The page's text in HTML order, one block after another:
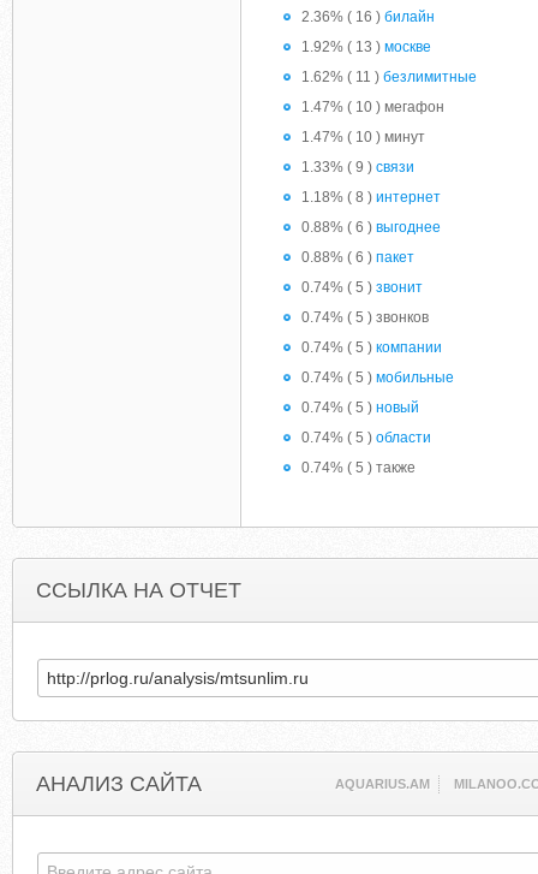
2.36% ( 16 ) билайн
1.92% ( 13 ) москве
1.62% ( 11 ) безлимитные
1.47% ( 10 ) мегафон
1.47% ( 10 ) минут
1.33% ( 9 ) связи
1.18% ( 8 ) интернет
0.88% ( 6 ) выгоднее
0.88% ( 6 ) пакет
0.74% ( 5 ) звонит
0.74% ( 5 ) звонков
0.74% ( 5 ) компании
0.74% ( 5 ) мобильные
0.74% ( 5 ) новый
0.74% ( 5 ) области
0.74% ( 5 ) также
ССЫЛКА НА ОТЧЕТ
АНАЛИЗ САЙТА AQUARIUS.AM